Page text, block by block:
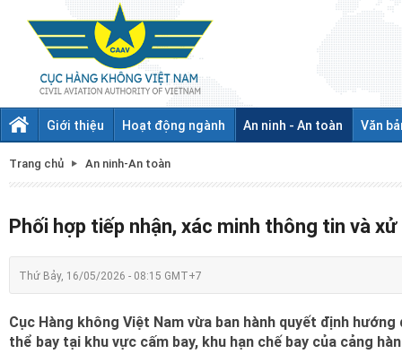
Giới thiệu Hoạt động ngành An ninh - An toàn Văn
Trang chủ An ninh-An toàn
Phối hợp tiếp nhận, xác minh thông tin và
Thứ Bảy, 16/05/2026 - 08:15 GMT+7
Cục Hàng không Việt Nam vừa ban hành quyết định
thể bay tại khu vực cấm bay, khu hạn chế bay của cảng